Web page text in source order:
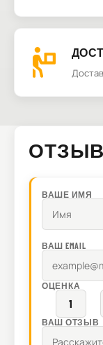
ВАШЕ ИМЯ
ВАШ EMAIL
ОЦЕНКА
1
ВАШ ОТЗЫВ